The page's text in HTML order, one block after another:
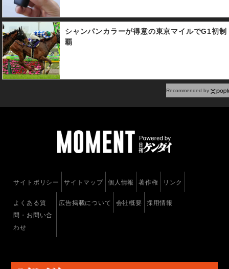
持された6番リライアブルエース（戸崎圭太騎
手）は見せ場無く6着惨敗だった。 なお北村宏
騎手は9Rで13番アルーシャ（藤沢和雄騎手）で
シャンパンカラーが得意の東京マイルでG1初制
覇
Recommended by
サイトポリシー サイトマップ 個人情報 著作権 リンク
よくある質
問・お問い合
わせ
広告掲載について 会社概要 採用情報